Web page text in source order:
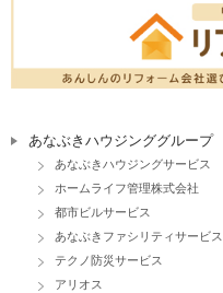
あなぶきハウジンググループ
あなぶきハウジングサービス
ホームライフ管理株式会社
都市ビルサービス
あなぶきファシリティサービス
テクノ防災サービス
アリオス